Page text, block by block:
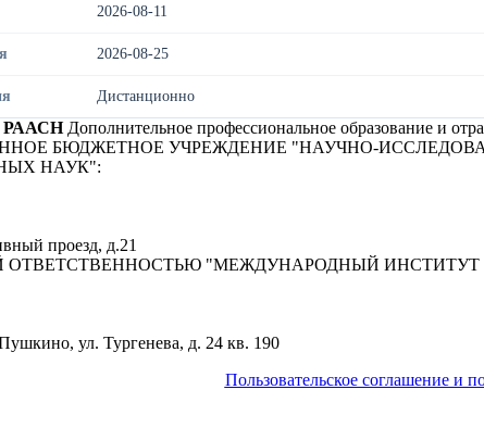
2026-08-11
2026-08-25
Дистанционно
РААСН Дополнительное профессиональное образование и
БЮДЖЕТНОЕ УЧРЕЖДЕНИЕ "НАУЧНО-
НАУК":
проезд, д.21
ОТВЕТСТВЕННОСТЬЮ "МЕЖДУНАРОДНЫЙ
ул. Тургенева, д. 24 кв. 190
Пользовательское соглашение и